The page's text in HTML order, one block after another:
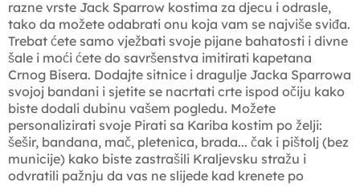
razne vrste Jack Sparrow kostima za djecu i odrasle,
tako da možete odabrati onu koja vam se najviše sviđa.
Trebat ćete samo vježbati svoje pijane bahatosti i divne
šale i moći ćete do savršenstva imitirati kapetana
Crnog Bisera. Dodajte sitnice i dragulje Jacka Sparrowa
svojoj bandani i sjetite se nacrtati crte ispod očiju kako
biste dodali dubinu vašem pogledu. Možete
personalizirati svoje Pirati sa Kariba kostim po želji:
šešir, bandana, mač, pletenica, brada... čak i pištolj (bez
municije) kako biste zastrašili Kraljevsku stražu i
odvratili pažnju da vas ne slijede kad krenete po